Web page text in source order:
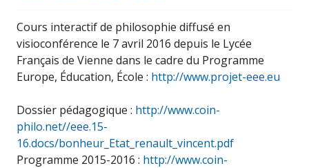
Cours interactif de philosophie diffusé en
visioconférence le 7 avril 2016 depuis le Lycée
Français de Vienne dans le cadre du Programme
Europe, Éducation, École : http://www.projet-eee.eu
Dossier pédagogique : http://www.coin-
philo.net//eee.15-
16.docs/bonheur_Etat_renault_vincent.pdf
Programme 2015-2016 : http://www.coin-